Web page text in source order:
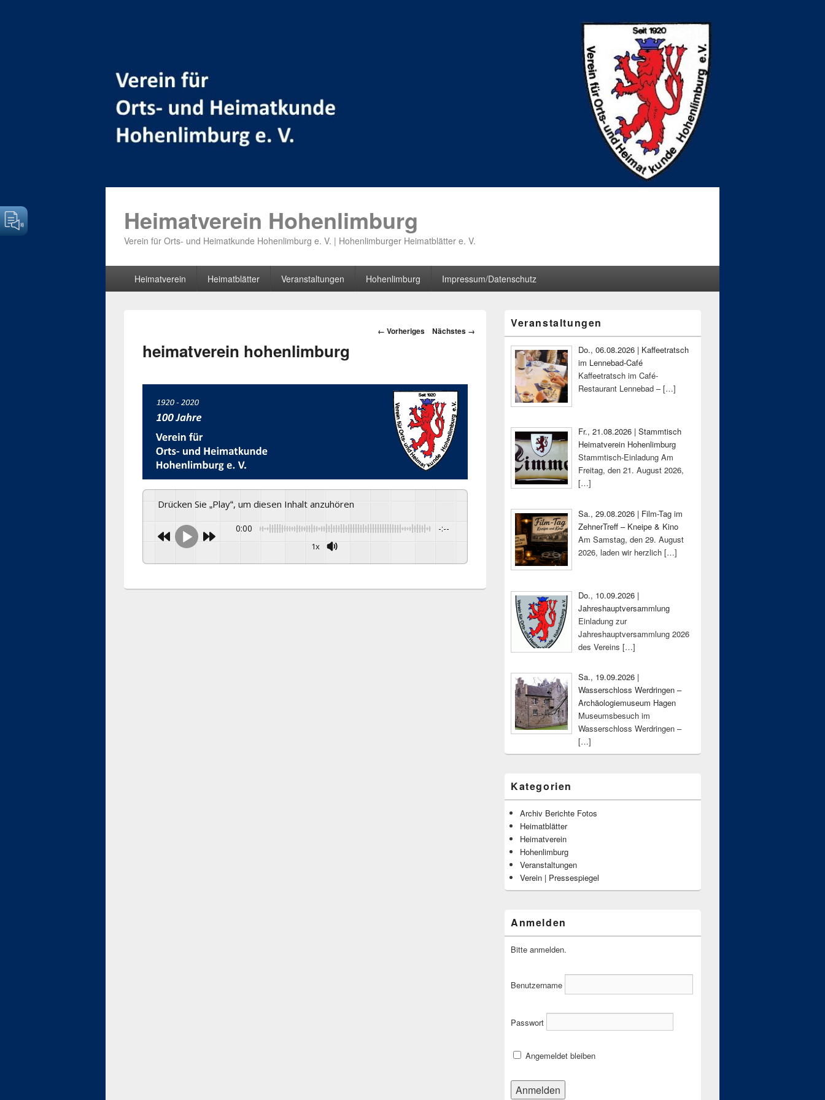
Heimatverein Hohenlimburg
Verein für Orts- und Heimatkunde Hohenlimburg e. V. | Hohenlimburger Heimatblätter e. V.
Heimatverein Heimatblätter Veranstaltungen Hohenlimburg Impressum/Datenschutz
Bilder-
← Vorheriges Nächstes →
heimatverein hohenlimburg
Drücken Sie „Play“, um diesen Inhalt anzuhören
0:00 -:--
1x
Seitenleisten-
Widgetbereich
Veranstaltungen
Do., 06.08.2026 | Kaffeetratsch
im Lennebad-Café
Kaffeetratsch im Café-
Restaurant Lennebad –[…]
Fr., 21.08.2026 | Stammtisch
Heimatverein Hohenlimburg
Stammtisch-Einladung Am
Freitag, den 21. August 2026,
[…]
Sa., 29.08.2026 | Film-Tag im
ZehnerTreff – Kneipe & Kino
Am Samstag, den 29. August
2026, laden wir herzlich […]
Do., 10.09.2026 |
Jahreshauptversammlung
Einladung zur
Jahreshauptversammlung 2026
des Vereins […]
Sa., 19.09.2026 |
Wasserschloss Werdringen –
Archäologiemuseum Hagen
Museumsbesuch im
Wasserschloss Werdringen –
[…]
Kategorien
Archiv Berichte Fotos
Heimatblätter
Heimatverein
Hohenlimburg
Veranstaltungen
Verein | Pressespiegel
Anmelden
Bitte anmelden.
Benutzername
Passwort
Angemeldet bleiben